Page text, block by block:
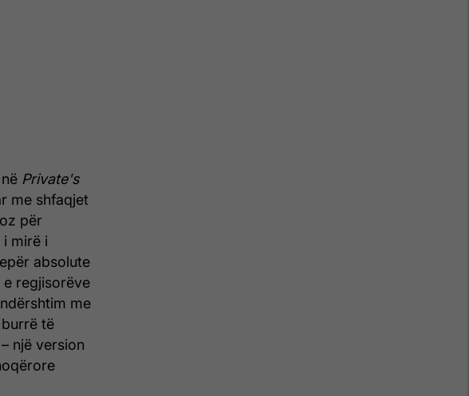
Private's
me shfaqjet
për
mirë i
absolute
e regjisorëve
me
të
një version